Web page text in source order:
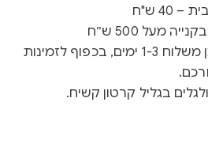
ש"ח
מעל 500 ש״ח
זמן ייצור 3-5 ימים + זמן משלוח 1-3 ימים, בכפוף לזמינות
בגליל קרטון קשיח.